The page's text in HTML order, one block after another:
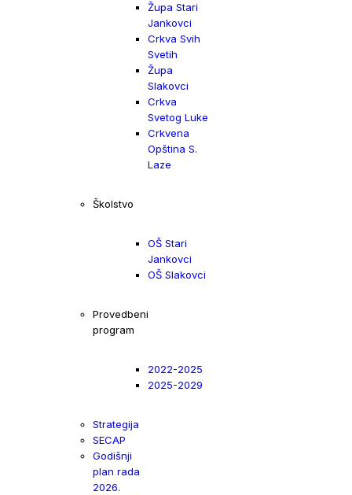
Župa Stari
Jankovci
Crkva Svih
Svetih
Župa
Slakovci
Crkva
Svetog Luke
Crkvena
Opština S.
Laze
Školstvo
OŠ Stari
Jankovci
OŠ Slakovci
Provedbeni
program
2022-2025
2025-2029
Strategija
SECAP
Godišnji
plan rada
2026.